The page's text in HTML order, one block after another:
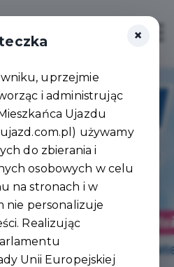
×
uprzejmie
i administrując
Ujazdu
używamy
do zbierania i
osobowych w celu
na stronach i w
nie personalizuje
Realizując
Unii Europejskiej